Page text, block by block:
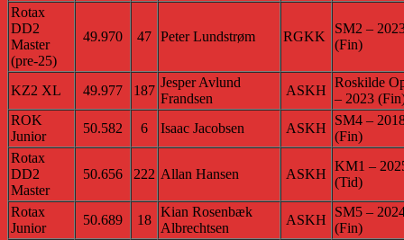
Rotax
DD2
Master
(pre-25)
49.970 47 Peter Lundstrøm RGKK
SM2 –
(Fin)
KZ2 XL 49.977 187
Jesper Avlund
Frandsen
ASKH
Roskilde
– 2023
ROK
Junior
50.582 6 Isaac Jacobsen ASKH
SM4 –
(Fin)
Rotax
DD2
Master
50.656 222 Allan Hansen ASKH
KM1 –
(Tid)
Rotax
Junior
50.689 18
Kian Rosenbæk
Albrechtsen
ASKH
SM5 –
(Fin)